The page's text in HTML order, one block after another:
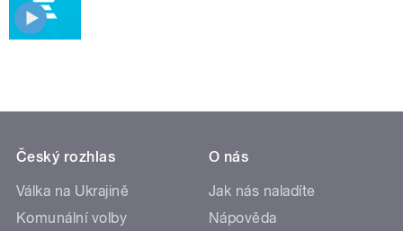
Český rozhlas
Válka na Ukrajině
Komunální volby
O nás
Jak nás naladíte
Nápověda